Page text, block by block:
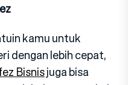
kamu untuk
dengan lebih cepat,
Bisnisjuga bisa